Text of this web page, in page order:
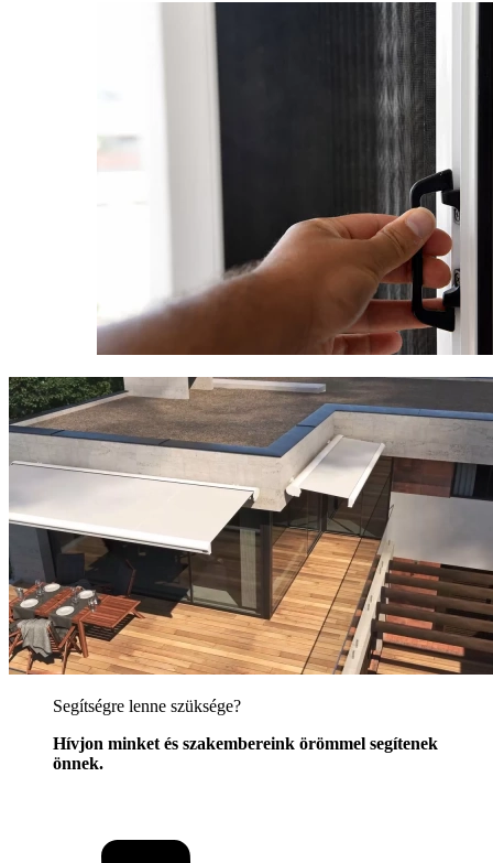
Segítségre lenne szüksége?
Hívjon minket és szakembereink örömmel segítenek
önnek.